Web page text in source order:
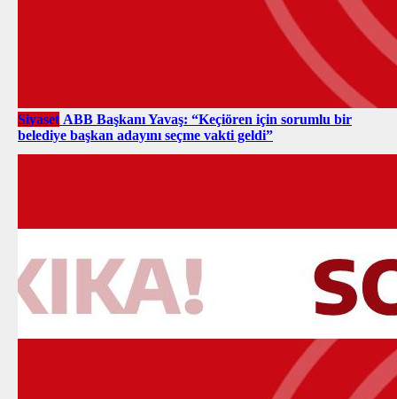
Siyaset ABB Başkanı Yavaş: “Keçiören için sorumlu bir
belediye başkan adayını seçme vakti geldi”